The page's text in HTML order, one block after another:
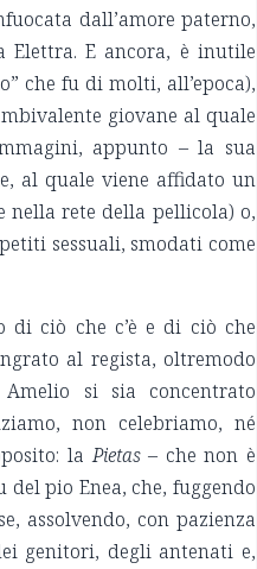
dall’amore paterno,
Elettra. E ancora, è inutile
che fu di molti, all’epoca),
giovane al quale
appunto – la sua
al quale viene affidato un
nella rete della pellicola) o,
sessuali, smodati come
di ciò che c’è e di ciò che
al regista, oltremodo
si sia concentrato
non celebriamo, né
laPietas– che non è
del pio Enea, che, fuggendo
assolvendo, con pazienza
genitori, degli antenati e,